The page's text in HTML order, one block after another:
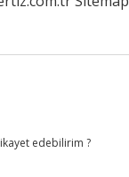
edebilirim ?